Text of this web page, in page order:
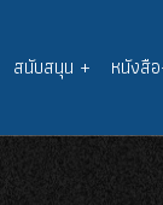
สนับสนุน + หนังสื